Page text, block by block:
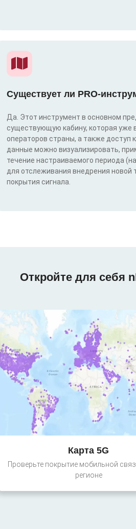
Существует ли PRO-
Да. Этот инструмент в основном
существующую кабину, которая уже
операторов страны, а также доступ
данные можно визуализировать,
течение настраиваемого периода
для отслеживания внедрения новой
покрытия сигнала.
Откройте для себя
Карта 5G
Проверьте покрытие мобильной
регионе